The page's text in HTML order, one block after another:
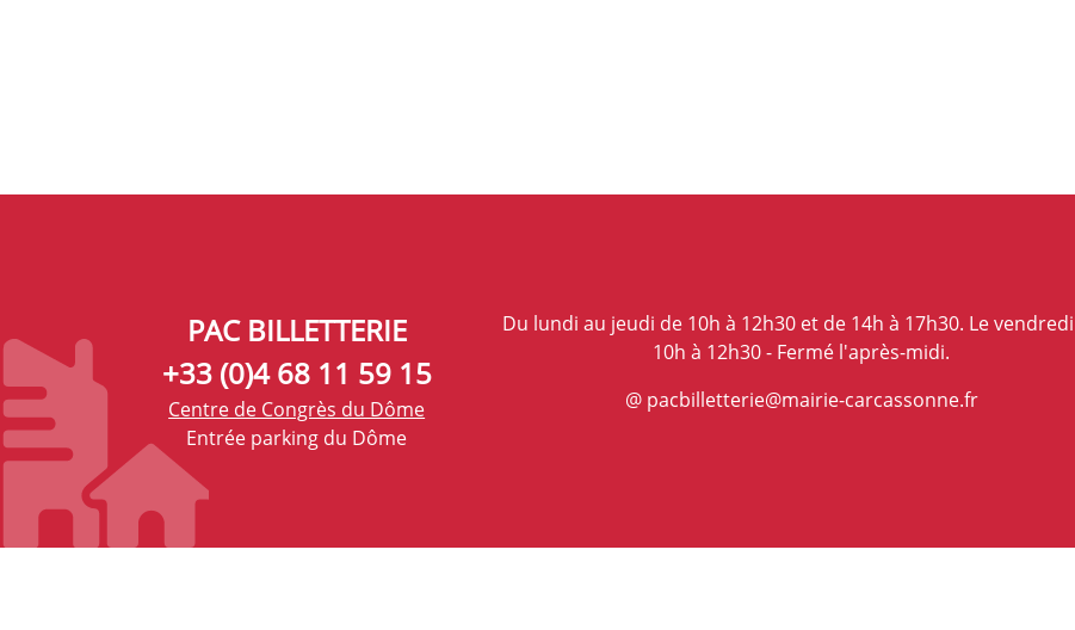
PAC BILLETTERIE
+33 (0)4 68 11 59 15
Centre de Congrès du Dôme
Entrée parking du Dôme
Du lundi au jeudi de 10h à 12h30 et de 14h à 17h30. Le
10h à 12h30 - Fermé l'après-midi.
@ pacbilletterie@mairie-carcassonne.fr